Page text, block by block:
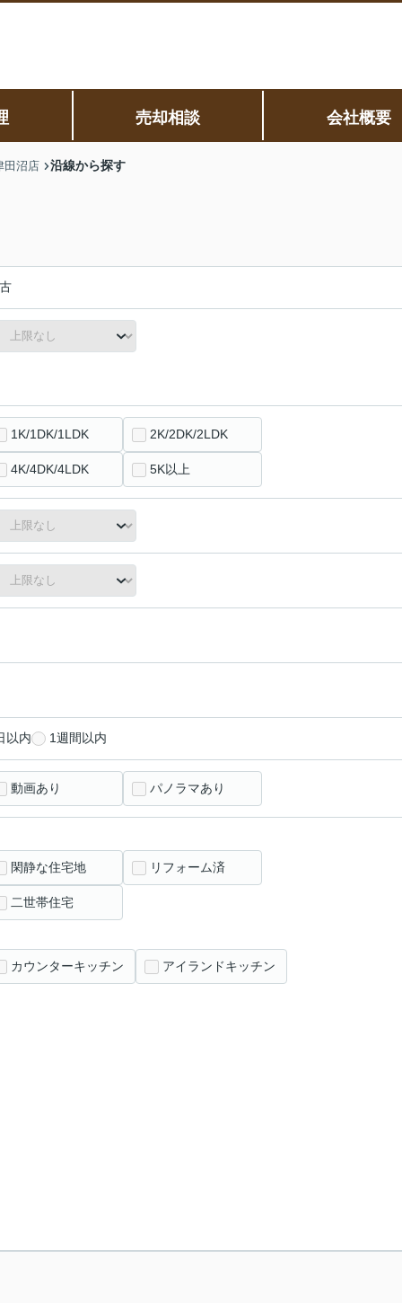
売却相談 会社概要
田沼店 沿線から探す
1K/1DK/1LDK 2K/2DK/2LDK
4K/4DK/4LDK 5K以上
以内 1週間以内
動画あり パノラマあり
閑静な住宅地 リフォーム済
二世帯住宅
カウンターキッチン アイランドキッチン